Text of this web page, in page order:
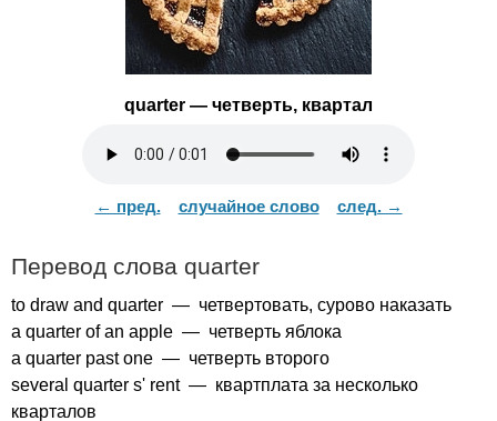
quarter — четверть, квартал
← пред. случайное слово след. →
Перевод слова quarter
to draw and quarter — четвертовать, сурово наказать
a quarter of an apple — четверть яблока
a quarter past one — четверть второго
several quarter s' rent— квартплата за несколько
кварталов